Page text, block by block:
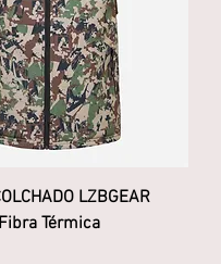
LZBGEAR
Térmica